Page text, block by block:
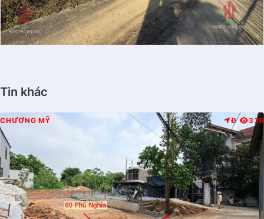
Tin khác
CHƯƠNG MỸ Đ 336